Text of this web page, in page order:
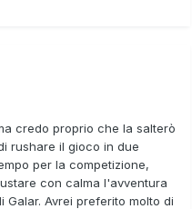
credo proprio che la salterò
rushare il gioco in due
per la competizione,
con calma l'avventura
Avrei preferito molto di